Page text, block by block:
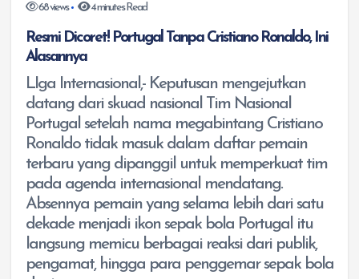
68 views
4 minutes Read
Resmi Dicoret! Portugal Tanpa Cristiano Ronaldo, Ini
Alasannya
LIga Internasional,- Keputusan mengejutkan
datang dari skuad nasional Tim Nasional
Portugal setelah nama megabintang Cristiano
Ronaldo tidak masuk dalam daftar pemain
terbaru yang dipanggil untuk memperkuat tim
pada agenda internasional mendatang.
Absennya pemain yang selama lebih dari satu
dekade menjadi ikon sepak bola Portugal itu
langsung memicu berbagai reaksi dari publik,
pengamat, hingga para penggemar sepak bola